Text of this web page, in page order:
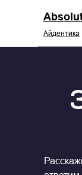
Айдентика